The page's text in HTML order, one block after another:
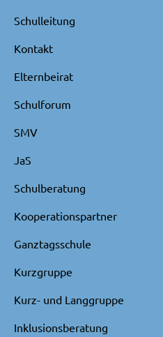
Schulleitung
Kontakt
Elternbeirat
Schulforum
SMV
JaS
Schulberatung
Kooperationspartner
Ganztagsschule
Kurzgruppe
Kurz- und Langgruppe
Inklusionsberatung